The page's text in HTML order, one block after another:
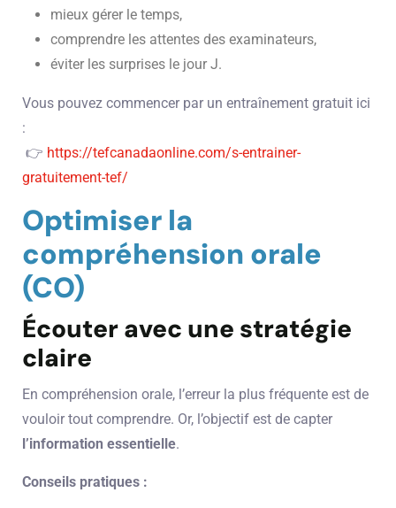
mieux gérer le temps,
comprendre les attentes des examinateurs,
éviter les surprises le jour J.
Vous pouvez commencer par un entraînement gratuit ici
:
👉 https://tefcanadaonline.com/s-entrainer-
gratuitement-tef/
Optimiser la
compréhension orale
(CO)
Écouter avec une stratégie
claire
En compréhension orale, l’erreur la plus fréquente est de
vouloir tout comprendre. Or, l’objectif est de capter
l’information essentielle.
Conseils pratiques :